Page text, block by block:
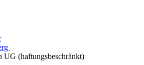
UG (haftungsbeschränkt)